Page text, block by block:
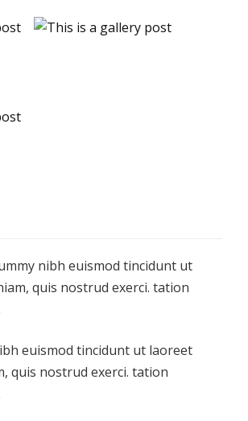
nibh euismod tincidunt ut
quis nostrud exerci. tation
euismod tincidunt ut laoreet
quis nostrud exerci. tation